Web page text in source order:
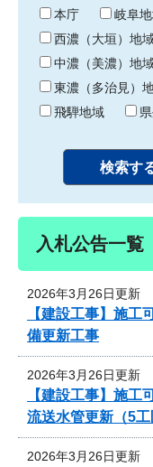
わ
り
本庁
岐阜地
西濃（大垣）地
中濃（美濃）地
東濃（多治見）
飛騨地域
入札公告一覧
2026年3月26日更新
【建設工事】施工
備更新工事
2026年3月26日更新
【建設工事】施
流送水管更新（5
2026年3月26日更新